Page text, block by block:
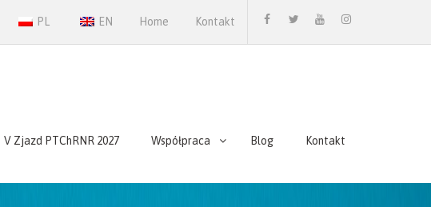
PL EN Home
Kontakt
V Zjazd PTChRNR 2027 Współpraca Blog Kontakt